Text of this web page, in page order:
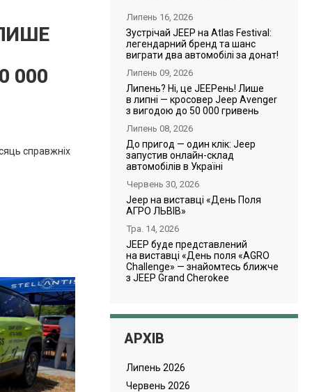
000
справжніх
Липень 16, 2026
Зустрічай JEEP на Atlas Festival:
легендарний бренд та шанс
виграти два автомобілі за донат!
Липень 09, 2026
Липень? Ні, це JEEPень! Лише
в липні — кросовер Jeep Avenger
з вигодою до 50 000 гривень
Липень 08, 2026
До пригод — один клік: Jeep
запустив онлайн-склад
автомобілів в Україні
Червень 30, 2026
Jeep на виставці «День Поля
АГРО ЛЬВІВ»
Тра. 14, 2026
JEEP буде представлений
на виставці «День поля «AGRO
Challenge» — знайомтесь ближче
з JEEP Grand Cherokee
АРХІВ
Липень 2026
Червень 2026